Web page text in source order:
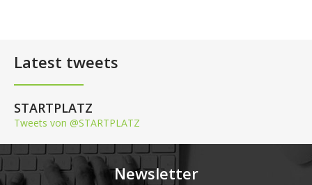
Latest tweets
STARTPLATZ
Tweets von @STARTPLATZ
Newsletter